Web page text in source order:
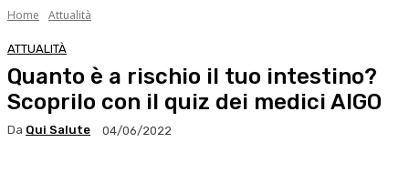
Home Attualità
ATTUALITÀ
Quanto è a rischio il tuo intestino?
Scoprilo con il quiz dei medici AIGO
Da Qui Salute 04/06/2022